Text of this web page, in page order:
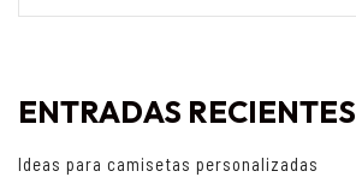
ENTRADAS RECIENTES
Ideas para camisetas personalizadas